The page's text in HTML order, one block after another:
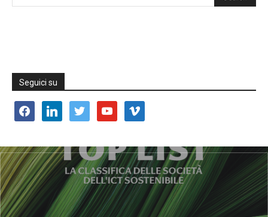
Seguici su
facebooklinkedin twitter youtube vimeo